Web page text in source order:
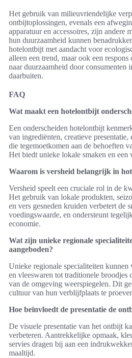
Het gebruik van milieuvriendelijke
ontbijtoplossingen, evenals een
apparatuur en accessoires, zijn andere
hun duurzaamheid kunnen
hotelontbijt met aandacht voor
alleen een trend, maar ook een
naar duurzaamheid door consumenten
daarbuiten.
FAQ
Wat maakt een hotelontbijt
Een onderscheiden hotelontbijt
van ingrediënten, creatieve
die tegemoetkomen aan de behoeften
Het biedt unieke lokale smaken en een
Waarom is versheid belangrijk in
Versheid speelt een cruciale rol in de
Het gebruik van lokale produkten,
en vers gesneden kruiden verbetert de
voedingswaarde, en ondersteunt
economie.
Wat zijn unieke regionale
aangeboden?
Unieke regionale specialiteiten kunnen
en vleeswaren tot traditionele broodjes
van de omgeving weerspiegelen. Dit
cultuur van hun verblijfplaats te
Hoe beïnvloedt de presentatie de
De visuele presentatie van het ontbijt
verbeteren. Aantrekkelijke opmaak,
servies dragen bij aan een
maaltijd.